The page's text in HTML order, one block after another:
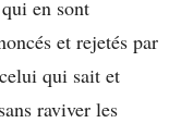
en sont
et rejetés par
qui sait et
raviver les